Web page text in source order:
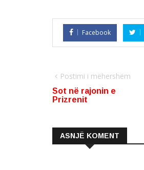
Facebook
Postimi i mëhershëm
Sot në rajonin e
Prizrenit
ASNJË KOMENT